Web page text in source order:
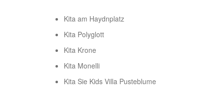
Kita am Haydnplatz
Kita Polyglott
Kita Krone
Kita Monelli
Kita Sie Kids Villa Pusteblume